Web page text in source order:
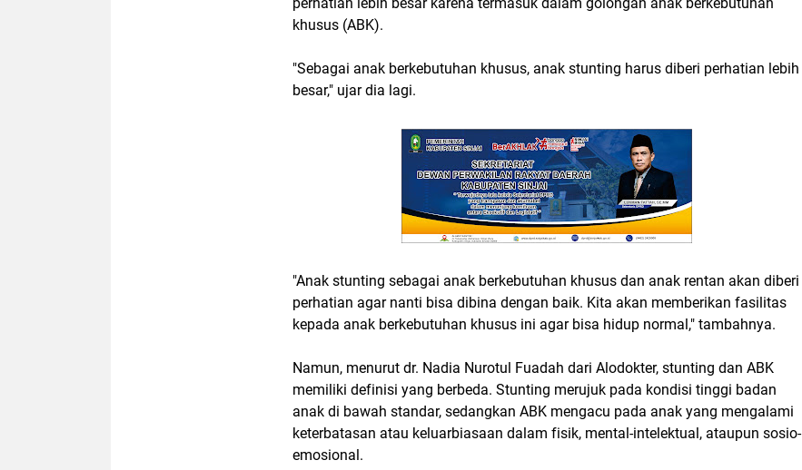
khusus (ABK).
"Sebagai anak berkebutuhan khusus, anak stunting harus diberi perhatian lebih
besar," ujar dia lagi.
"Anak stunting sebagai anak berkebutuhan khusus dan anak rentan akan diberi
perhatian agar nanti bisa dibina dengan baik. Kita akan memberikan fasilitas
kepada anak berkebutuhan khusus ini agar bisa hidup normal," tambahnya.
Namun, menurut dr. Nadia Nurotul Fuadah dari Alodokter, stunting dan ABK
memiliki definisi yang berbeda. Stunting merujuk pada kondisi tinggi badan
anak di bawah standar, sedangkan ABK mengacu pada anak yang mengalami
keterbatasan atau keluarbiasaan dalam fisik, mental-intelektual, ataupun sosio-
emosional.